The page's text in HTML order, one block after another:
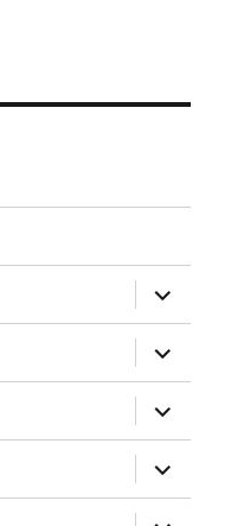
expande
el
menú
inferior
expande
el
menú
inferior
expande
el
menú
inferior
expande
el
menú
inferior
expande